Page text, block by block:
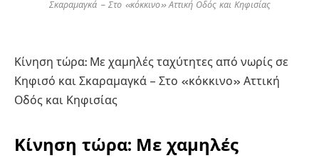
Σκαραμαγκά – Στο «κόκκινο» Αττική Οδός και Κηφισίας
Κίνηση τώρα: Με χαμηλές ταχύτητες από νωρίς σε
Κηφισό και Σκαραμαγκά – Στο «κόκκινο» Αττική
Οδός και Κηφισίας
Κίνηση τώρα: Με χαμηλές